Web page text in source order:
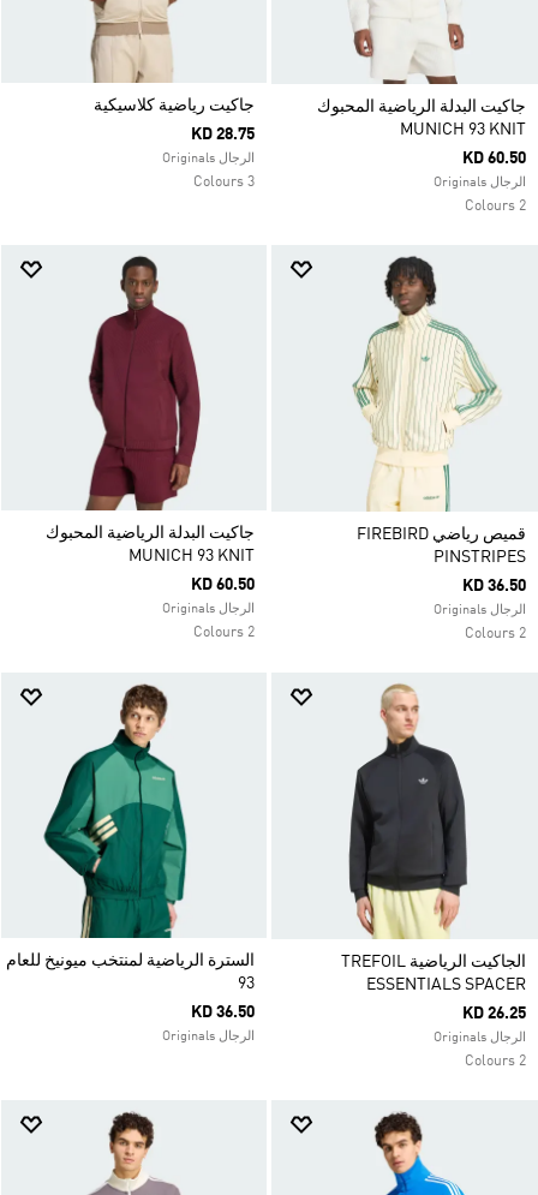
جاكيت البدلة الرياضية المحبوك
MUNICH 93 KNIT
KD 60.50
الرجال Originals
2 Colours
جاكيت رياضية كلاسيكية
KD 28.75
الرجال Originals
3 Colours
قميص رياضي FIREBIRD
PINSTRIPES
KD 36.50
الرجال Originals
2 Colours
جاكيت البدلة الرياضية المحبوك
MUNICH 93 KNIT
KD 60.50
الرجال Originals
2 Colours
الجاكيت الرياضية TREFOIL
ESSENTIALS SPACER
KD 26.25
الرجال Originals
2 Colours
السترة الرياضية لمنتخب ميونيخ للعام
93
KD 36.50
الرجال Originals